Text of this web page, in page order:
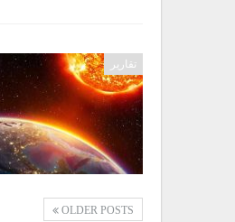
تقارير
OLDER POSTS